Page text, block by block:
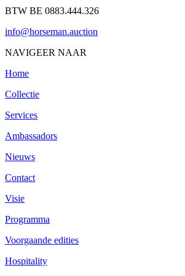
BTW BE 0883.444.326
info@horseman.auction
NAVIGEER NAAR
Home
Collectie
Services
Ambassadors
Nieuws
Contact
Visie
Programma
Voorgaande edities
Hospitality